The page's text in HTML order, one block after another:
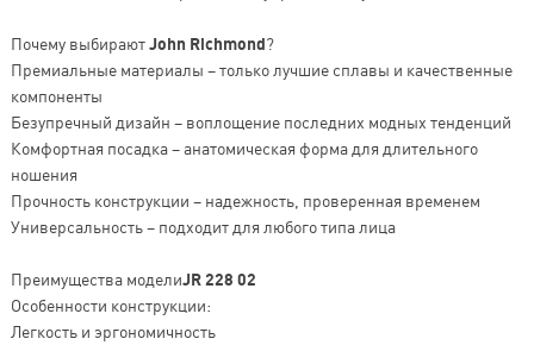
Почему выбираютJohn Richmond?
Премиальные материалы – только лучшие сплавы и качественные
компоненты
Безупречный дизайн – воплощение последних модных тенденций
Комфортная посадка – анатомическая форма для длительного
ношения
Прочность конструкции – надежность, проверенная временем
Универсальность – подходит для любого типа лица
Преимущества моделиJR 228 02
Особенности конструкции:
Легкость и эргономичность